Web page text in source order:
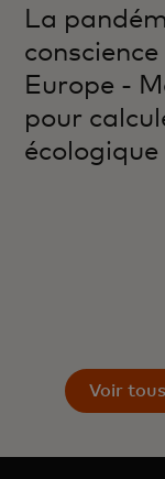
La
Europe -
pour
écologique
Voir